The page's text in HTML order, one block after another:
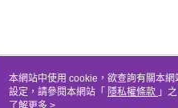
本網站中使用 cookie，欲查詢有關本
設定，請參閱本網站「 隱私權條款 」
使用 cookie。
了解更多 >